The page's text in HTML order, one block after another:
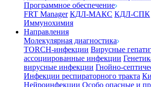
Программное обеспечение
FRT Manager КДЛ-МАКС КДЛ-СПК
Иммунохимия
Направления
Молекулярная диагностика
TORCH-инфекции Вирусные
ассоциированные инфекции
вирусные инфекции Гнойно-
Инфекции респираторного тракта
Нейроинфекции Особо опасные и